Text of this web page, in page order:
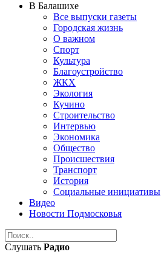
В Балашихе
Все выпуски газеты
Городская жизнь
О важном
Спорт
Культура
Благоустройство
ЖКХ
Экология
Кучино
Строительство
Интервью
Экономика
Общество
Происшествия
Транспорт
История
Социальные инициативы
Видео
Новости Подмосковья
Слушать Радио